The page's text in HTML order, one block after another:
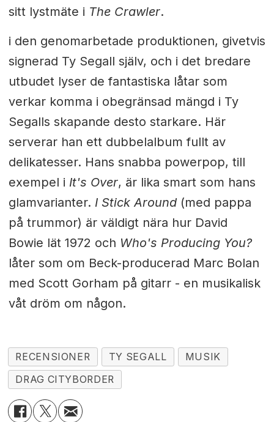
sitt lystmäte i The Crawler.
i den genomarbetade produktionen, givetvis
signerad Ty Segall själv, och i det bredare
utbudet lyser de fantastiska låtar som
verkar komma i obegränsad mängd i Ty
Segalls skapande desto starkare. Här
serverar han ett dubbelalbum fullt av
delikatesser. Hans snabba powerpop, till
exempel i It's Over, är lika smart som hans
glamvarianter. I Stick Around(med pappa
på trummor) är väldigt nära hur David
Bowie lät 1972 och Who's Producing You?
låter som om Beck-producerad Marc Bolan
med Scott Gorham på gitarr - en musikalisk
våt dröm om någon.
RECENSIONER TY SEGALL
MUSIK
DRAG CITYBORDER